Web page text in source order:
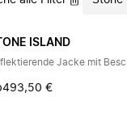
ISLAND
Jacke mit
493,50 €